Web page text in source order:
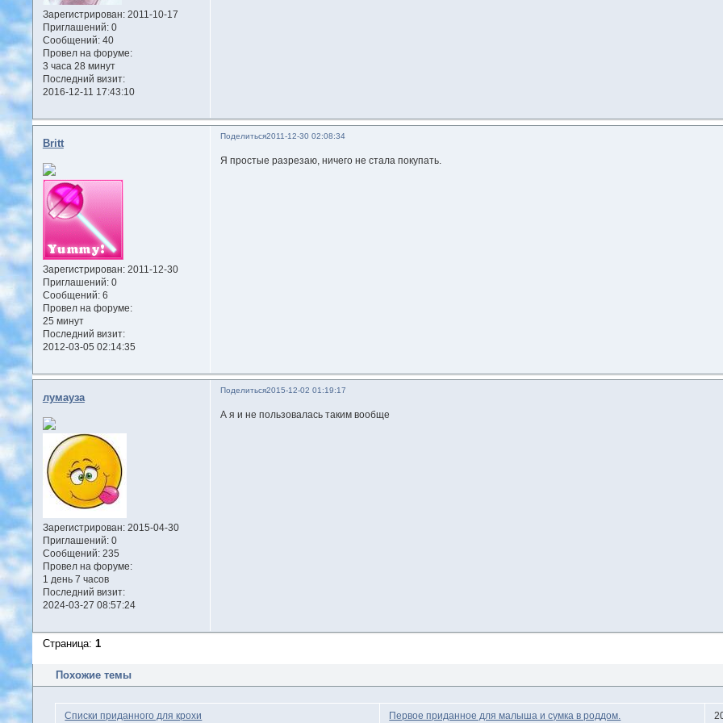
Зарегистрирован: 2011-10-17
Приглашений:0
Сообщений:40
Провел на форуме:
3 часа 28 минут
Последний визит:
2016-12-11 17:43:10
Поделиться2011-12-30 02:08:34
Britt
Зарегистрирован: 2011-12-30
Приглашений:0
Сообщений:6
Провел на форуме:
25 минут
Последний визит:
2012-03-05 02:14:35
Я простые разрезаю, ничего не стала покупать.
Поделиться2015-12-02 01:19:17
лумауза
Зарегистрирован: 2015-04-30
Приглашений:0
Сообщений:235
Провел на форуме:
1 день 7 часов
Последний визит:
2024-03-27 08:57:24
А я и не пользовалась таким вообще
Страница: 1
Похожие темы
Списки приданного для крохи Первое приданное для малыша и сумка в роддом.